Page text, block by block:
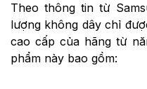
Theo thông tin từ
lượng không dây chỉ
cao cấp của hãng từ
phẩm này bao gồm: